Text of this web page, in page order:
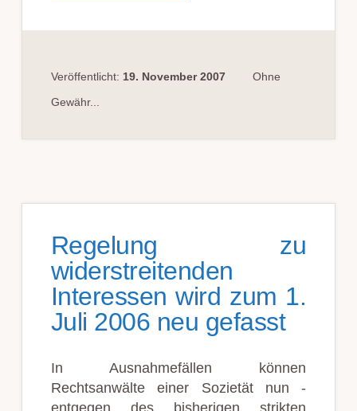
GESELLSCHAFT,
EIN
Veröffentlicht: 19. November 2007
Ohne
Gewähr...
Regelung zu
widerstreitenden
Interessen wird zum 1.
Juli 2006 neu gefasst
In Ausnahmefällen können
Rechtsanwälte einer Sozietät nun -
entgegen des bisherigen strikten